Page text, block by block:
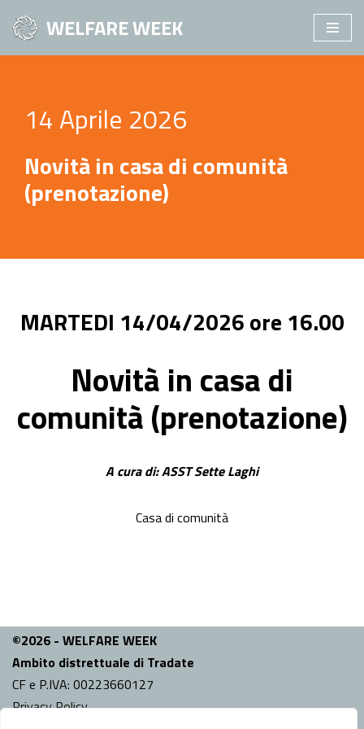
Vai
WELFARE WEEK
14 Aprile 2026
Novità in casa di comunità
(prenotazione)
MARTEDI 14/04/2026 ore 16.00
Novità in casa di
comunità (prenotazione)
A cura di: ASST Sette Laghi
Casa di comunità
©2026 - WELFARE WEEK
Ambito distrettuale di Tradate
CF e P.IVA: 00223660127
Privacy Policy